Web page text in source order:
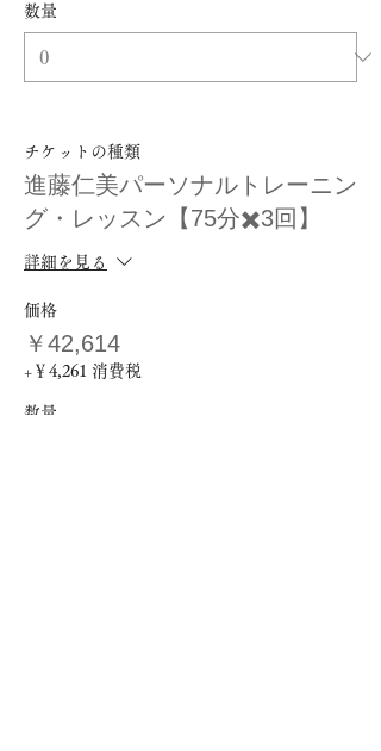
数量
チケットの種類
進藤仁美パーソナルトレーニン
グ・レッスン【75分✖️3回】
詳細を見る
価格
￥42,614
+￥4,261 消費税
数量